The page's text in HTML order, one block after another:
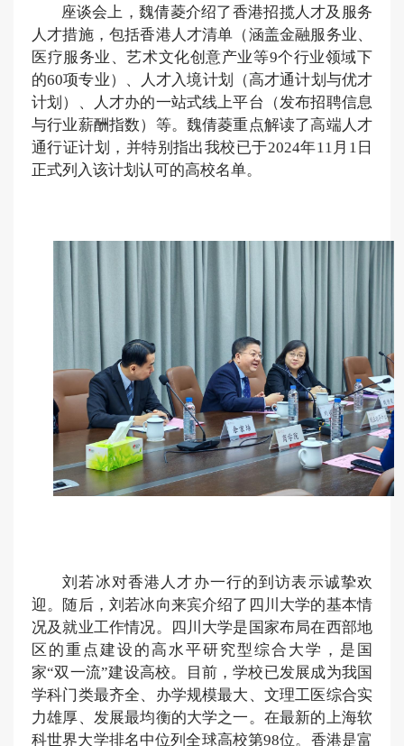
座谈会上，魏倩菱介绍了香港招揽人才及服务
人才措施，包括香港人才清单（涵盖金融服务业、
医疗服务业、艺术文化创意产业等9个行业领域下
的60项专业）、人才入境计划（高才通计划与优才
计划）、人才办的一站式线上平台（发布招聘信息
与行业薪酬指数）等。魏倩菱重点解读了高端人才
通行证计划，并特别指出我校已于2024年11月1日
正式列入该计划认可的高校名单。
刘若冰对香港人才办一行的到访表示诚挚欢
迎。 随后， 刘若冰向来宾介绍了 四川大学的基本情
况及就业工作情况。四川大学是国家布局在西部地
区 的重点建设的高水平研究型综合大学，是国
家“双一流”建设高校。目前，学校已发展成为我国
学科门类最齐全、办学规模最大、文理工医综合实
力雄厚、发展最均衡的大学之一。在最新的上海软
科世界大学排名中位列全球高校第98位。香港是富